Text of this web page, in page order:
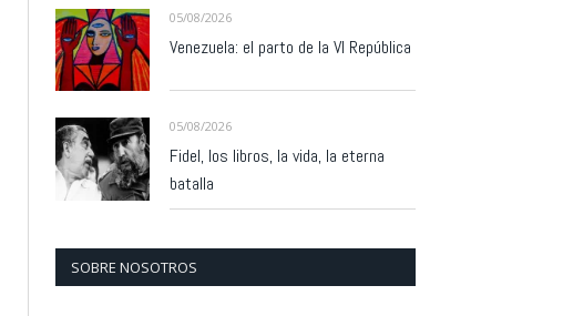
05/08/2026
Venezuela: el parto de la VI República
05/08/2026
Fidel, los libros, la vida, la eterna
batalla
SOBRE NOSOTROS